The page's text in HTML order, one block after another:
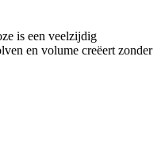
is een veelzijdig
en volume creëert zonder